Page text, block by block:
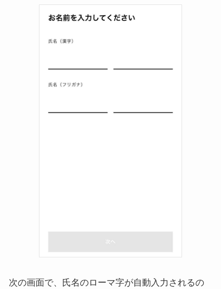
次の画面で、氏名のローマ字が自動入力されるの